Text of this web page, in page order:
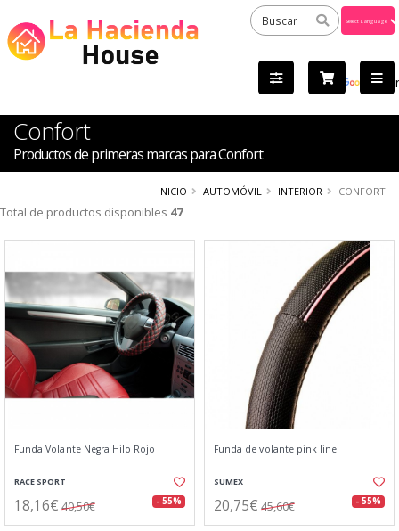
by
Confort
Productos de primeras marcas para Confort
INICIO AUTOMÓVIL INTERIOR CONFORT
Total de productos disponibles 47
Funda Volante Negra Hilo Rojo
RACE SPORT
18,16€ 40,50€ - 55%
Funda de volante pink line
SUMEX
20,75€ 45,60€ - 55%